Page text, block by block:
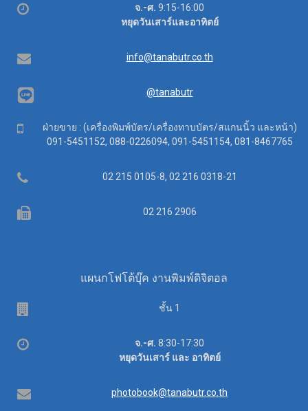
Office
จ.-ศ. 9:15-16:00
หยุดวันเสาร์และอาทิตย์
Email info@tanabutr.co.th
@tanabutr
Mobileฝ่ายขาย : (เครื่องพิมพ์บัตร/เครื่องทาบบัตร/สแกนนิ้ว และหน้า)
091-5451152, 088-0226094, 091-5451154, 081-8467765
Telephone 02 215 0105-8, 02 216 0318-21
Fax 02 216 2906
แผนกโฟโต้บุ๊ค งานพิมพ์ดิจิตอล
ชั้น 1
เวลา
จ.-ศ. 8:30-17:30
หยุดวันเสาร์ และ อาทิตย์
อีเมล photobook@tanabutr.co.th